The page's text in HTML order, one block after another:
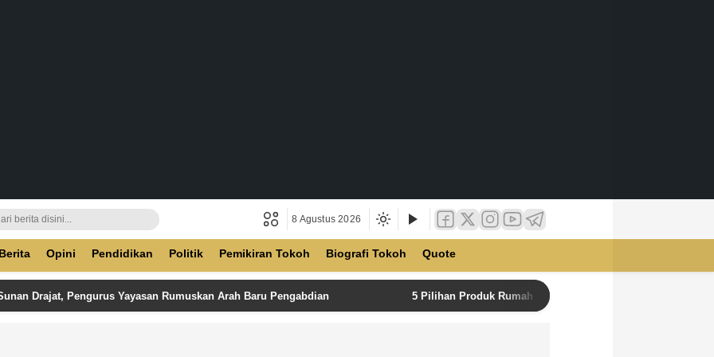
8 Agustus 2026
Berita Opini Pendidikan Politik Pemikiran Tokoh Biografi Tokoh Quote
Drajat, Pengurus Yayasan Rumuskan Arah Baru Pengabdian 5 Pilihan Produk Rumah Tangga Terbaik di Unilever Store